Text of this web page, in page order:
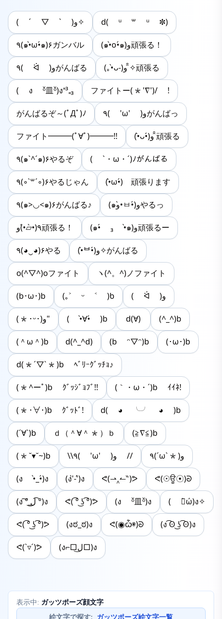
( ´ ▽ ` )و✧ d( ᵘ ꒳ ᵘ ✼)
٩(๑•̀ω•́๑)۶ガンバル (๑•̀o•́๑)و頑張る！
٩( ᐛ )وがんばる (｡•̀ᴗ-)و ̑̑✧頑張る
( ง ᵒ̌皿ᵒ̌)ง⁼³₌₃ ファイトー(*'∇')/ !
がんばるぞ～(ﾟДﾟ)ﾉ ٩( 'ω' )وがんばっ
ファイト━━━(ﾟ∀ﾟ)━━━!! (•̀ᴗ•́)و ̑̑頑張る
٩(๑`^´๑)۶やるぞ ( `・ω・´)ﾉがんばる
٩(◦`꒳´◦)۶やるじゃん (•̀ω•́)ゞ頑張ります
٩(๑>◡<๑)۶がんばる♪ (๑و•̀ㅂ•́)وやるっ
٩(•̀▱•́)و頑張る！ (๑•́ ₃ •̀๑)و頑張るー
٩(◕‿◕)۶やる (•̀ᄇ•́)ﻭ✧がんばる
o(^▽^)oファイト ヽ(^。^)ノファイト
(b･ω･)b (｡˃ ᵕ ˂ )ƅ ( ᐛ )و
(*･ᵕ･)و" ( •̀∀•́ )b d(∀) (^_^)b
(＾ω＾)b d(^_^d) (b ᵔ▽ᵔ)b (･ω･)b
d(*´▽`*)b ﾍﾞﾘｰｸﾞｯﾁｮ♪
(*^ーﾟ)b ｸﾞｯｼﾞｮﾌﾞ!! (｀・ω・´)b ｲｲﾈ!
(*･∀･)b ｸﾞｯﾄﾞ! d( ◕ ╰╯ ◕ )b
(´∀`)b ｄ（＾∀＾*）ｂ (≧∇≦)b
(*˘▾˘~)b \\٩( 'ω' )و // ٩(ˊωˋ*)و
(ง •̀_•́)ง (ง'̀-'́)ง ᕙ(⇀‸↼‶)ᕗ ᕙ(☉ਊ☉)ᘐ
(ง ͠° ͟ل͜ ͡°)ง ᕙ( ͡° ͜ʖ ͡°)ᕗ (ง ᵒ̌皿ᵒ̌)ง ( ง̀ώ)ง✧
ᕙ( ͡° ͜ʖ ͡°)ᕗ (งಠ_ಠ)ง ᕙ(◉ѽ◉)ᘐ (ง ͡ʘ ͜ʖ ͡ʘ)ง
ᕙ(`▿´)ᕗ (ง⌐□ل͜□)ง
表示中: ガッツポーズ顔文字
絵文字で探す: ガッツポーズ絵文字一覧